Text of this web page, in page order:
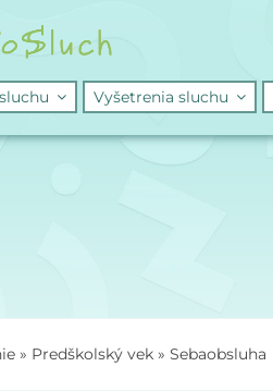
Vyšetrenia sluchu
» Predškolský vek » Sebaobsluha